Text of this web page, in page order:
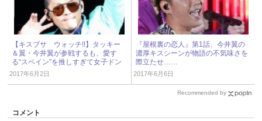
【キスブサ ウォッチ!!】タッキー
＆翼・今井翼が参戦するも、愛す
る“スペイン”を推しすぎて女子ドン
引き！
2017年6月2日
『屋根裏の恋人』第1話、今井翼の
濃厚キスシーンが物語の不気味さを
際立たせ……
2017年6月6日
Recommended by
コメント